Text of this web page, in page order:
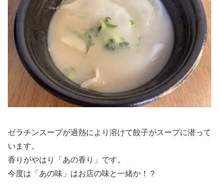
ゼラチンスープが過熱により溶けて餃子がスープに潜って
います。
香りがやはり「あの香り」です。
今度は「あの味」はお店の味と一緒か！？